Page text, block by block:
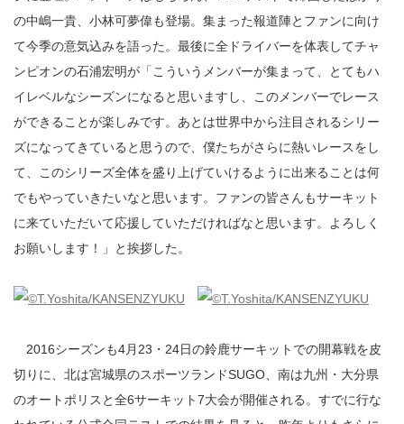
の中嶋一貴、小林可夢偉も登場。集まった報道陣とファンに向け
て今季の意気込みを語った。最後に全ドライバーを体表してチャ
ンピオンの石浦宏明が「こういうメンバーが集まって、とてもハ
イレベルなシーズンになると思いますし、このメンバーでレース
ができることが楽しみです。あとは世界中から注目されるシリー
ズになってきていると思うので、僕たちがさらに熱いレースをし
て、このシリーズ全体を盛り上げていけるように出来ることは何
でもやっていきたいなと思います。ファンの皆さんもサーキット
に来ていただいて応援していただければなと思います。よろしく
お願いします！」と挨拶した。
2016シーズンも4月23・24日の鈴鹿サーキットでの開幕戦を皮
切りに、北は宮城県のスポーツランドSUGO、南は九州・大分県
のオートポリスと全6サーキット7大会が開催される。すでに行な